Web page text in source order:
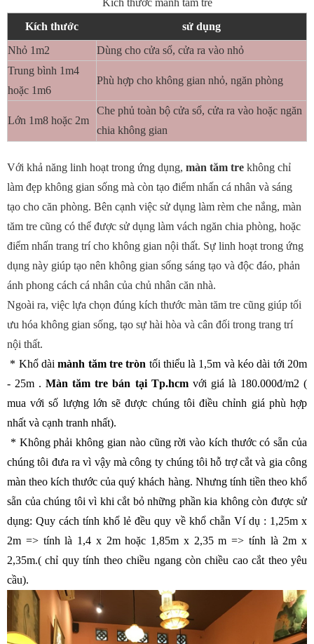
Kích thước
sử dụng
Nhỏ 1m2
Dùng cho cửa sổ, cửa ra vào nhỏ
Trung bình 1m4
hoặc 1m6
Phù hợp cho không gian nhỏ, ngăn phòng
Lớn 1m8 hoặc 2m
Che phủ toàn bộ cửa sổ, cửa ra vào hoặc ngăn
chia không gian
Với khả năng linh hoạt trong ứng dụng, màn tăm tre không chỉ
làm đẹp không gian sống mà còn tạo điểm nhấn cá nhân và sáng
tạo cho căn phòng. Bên cạnh việc sử dụng làm rèm che nắng, màn
tăm tre cũng có thể được sử dụng làm vách ngăn chia phòng, hoặc
điểm nhấn trang trí cho không gian nội thất. Sự linh hoạt trong ứng
dụng này giúp tạo nên không gian sống sáng tạo và độc đáo, phản
ánh phong cách cá nhân của chủ nhân căn nhà.
Ngoài ra, việc lựa chọn đúng kích thước màn tăm tre cũng giúp tối
ưu hóa không gian sống, tạo sự hài hòa và cân đối trong trang trí
nội thất.
* Khổ dàimành tăm tre tròn tối thiểu là 1,5m và kéo dài tới 20m
- 25m .Màn tăm tre bán tại Tp.hcmvới giá là 180.000đ/m2 (
mua với số lượng lớn sẽ được chúng tôi điều chỉnh giá phù hợp
nhất và cạnh tranh nhất).
* Không phải không gian nào cũng rời vào kích thước có sẵn của
chúng tôi đưa ra vì vậy mà công ty chúng tôi hỗ trợ cắt và gia công
màn theo kích thước của quý khách hàng. Nhưng tính tiền theo khổ
sẵn của chúng tôi vì khi cắt bỏ những phần kia không còn được sử
dụng: Quy cách tính khổ lẻ đều quy về khổ chẵn Ví dụ : 1,25m x
2m => tính là 1,4 x 2m hoặc 1,85m x 2,35 m => tính là 2m x
2,35m.( chỉ quy tính theo chiều ngang còn chiều cao cắt theo yêu
cầu).